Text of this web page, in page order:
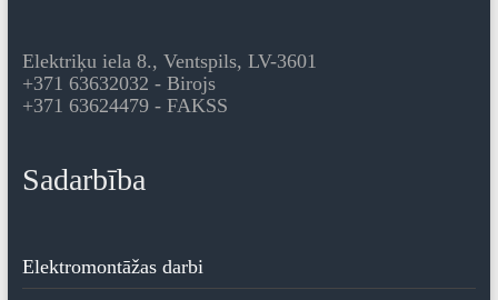
Elektriķu iela 8., Ventspils, LV-3601
+371 63632032 - Birojs
+371 63624479 - FAKSS
Sadarbība
Elektromontāžas darbi